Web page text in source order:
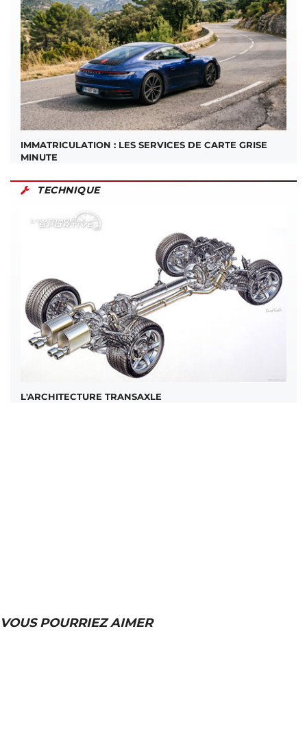
IMMATRICULATION : LES SERVICES DE CARTE GRISE
MINUTE
TECHNIQUE
L'ARCHITECTURE TRANSAXLE
VOUS POURRIEZ AIMER